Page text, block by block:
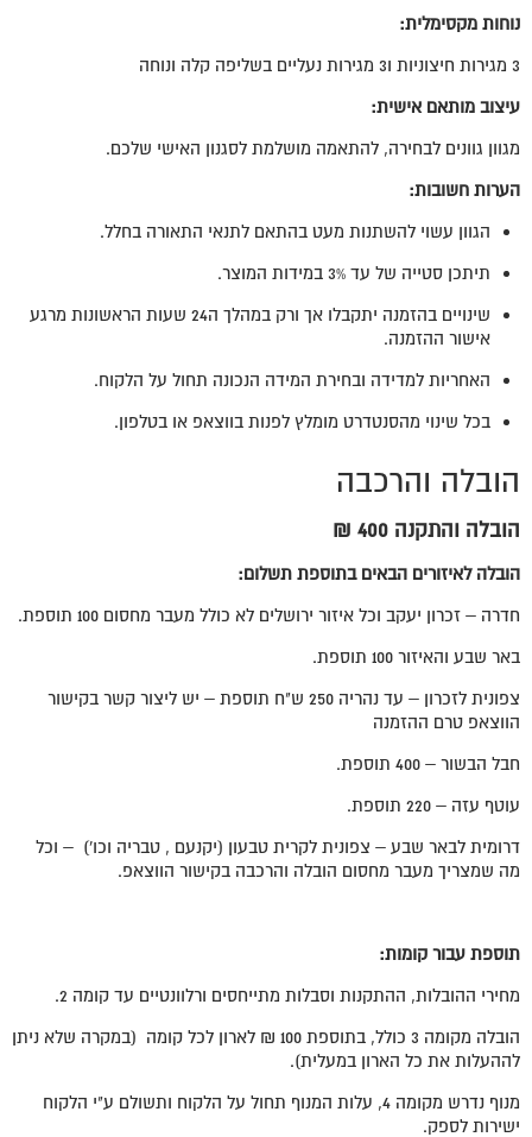
נוחות מקסימלית:
3 מגירות חיצוניות ו3 מגירות נעליים בשליפה קלה ונוחה
עיצוב מותאם אישית:
מגוון גוונים לבחירה, להתאמה מושלמת לסגנון האישי שלכם.
הערות חשובות:
הגוון עשוי להשתנות מעט בהתאם לתנאי התאורה בחלל.
תיתכן סטייה של עד 3% במידות המוצר.
שינויים בהזמנה יתקבלו אך ורק במהלך ה24 שעות הראשונות מרגע
אישור ההזמנה.
האחריות למדידה ובחירת המידה הנכונה תחול על הלקוח.
בכל שינוי מהסנטדרט מומלץ לפנות בווצאפ או בטלפון.
הובלה והרכבה
הובלה והתקנה 400 ₪
הובלה לאיזורים הבאים בתוספת תשלום:
חדרה – זכרון יעקב וכל איזור ירושלים לא כולל מעבר מחסום 100 תוספת.
באר שבע והאיזור 100 תוספת.
צפונית לזכרון – עד נהריה 250 ש"ח תוספת – יש ליצור קשר בקישור
הווצאפ טרם ההזמנה
חבל הבשור – 400 תוספת.
עוטף עזה – 220 תוספת.
דרומית לבאר שבע – צפונית לקרית טבעון (יקנעם , טבריה וכו') – וכל
מה שמצריך מעבר מחסום הובלה והרכבה בקישור הווצאפ.
תוספת עבור קומות:
מחירי ההובלות, ההתקנות וסבלות מתייחסים ורלוונטיים עד קומה 2.
הובלה מקומה 3 כולל, בתוספת 100 ₪ לארון לכל קומה (במקרה שלא ניתן
לההעלות את כל הארון במעלית).
מנוף נדרש מקומה 4, עלות המנוף תחול על הלקוח ותשולם ע"י הלקוח
ישירות לספק.